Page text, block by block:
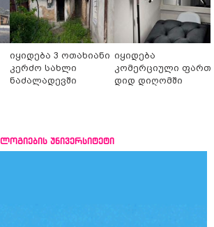
იყიდება 3 ოთახიანი
კერძო სახლი
ნაძალადევში
იყიდება
კომერციული
დიდ დიღომში
უნივერსიტეტი